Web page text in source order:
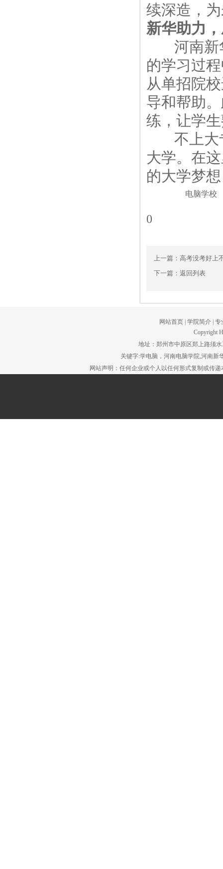
续深造，
新华助力
河南新华
的学习过
从单招院
导和帮助
练，让学
不上大专
大学。在
的大学梦
电脑学校
0
上一篇： 高考没考好上
下一篇： 返回列表
网站首页 学院简介 专
Copyright
地址：郑州市中原区郑上路须水
关键字:学电脑，河南电脑学院,河南新
网站声明：任何企业或个人以任何形式复制或传